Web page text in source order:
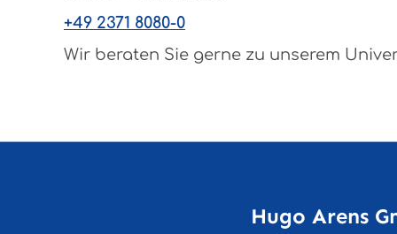
+49 2371 8080-0
Wir beraten Sie gerne zu unserem
Hugo Arens